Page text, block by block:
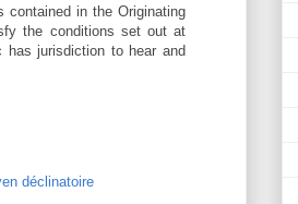
contained in the Originating
the conditions set out at
has jurisdiction to hear and
déclinatoire